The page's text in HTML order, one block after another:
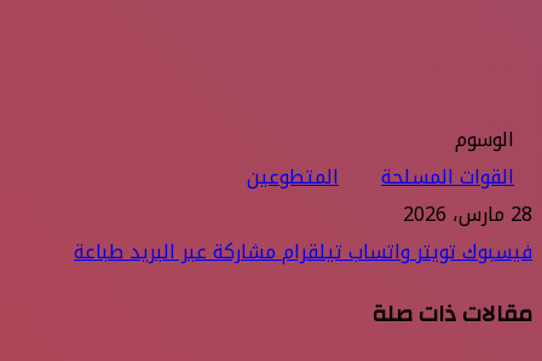
الوسوم
القوات المسلحة
المتطوعين
28 مارس، 2026
فيسبوكتويترواتسابتيلقراممشاركة عبر البريدطباعة
مقالات ذات صلة